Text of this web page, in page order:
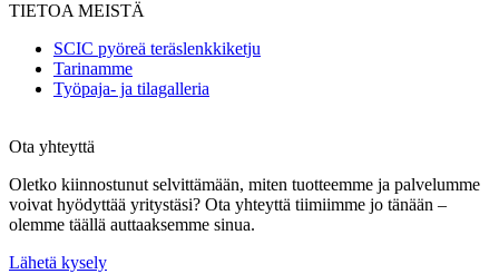
TIETOA MEISTÄ
SCIC pyöreä teräslenkkiketju
Tarinamme
Työpaja- ja tilagalleria
Ota yhteyttä
Oletko kiinnostunut selvittämään, miten tuotteemme ja palvelumme
voivat hyödyttää yritystäsi? Ota yhteyttä tiimiimme jo tänään –
olemme täällä auttaaksemme sinua.
Lähetä kysely